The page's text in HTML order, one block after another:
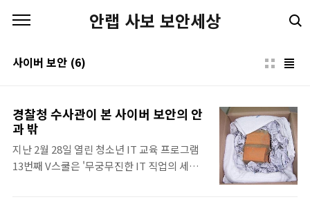
안랩 사보 보안세상
사이버 보안 (6)
경찰청 수사관이 본 사이버 보안의 안
과 밖
지난 2월 28일 열린 청소년 IT 교육 프로그램
13번째 V스쿨은 '무궁무진한 IT 직업의 세계